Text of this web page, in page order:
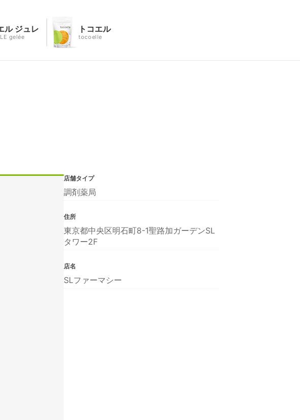
ル ジュレ
gelée
トコエル
tocoelle
店舗タイプ
調剤薬局
住所
東京都中央区明石町8-1聖路加ガーデンSL
タワー2F
店名
SLファーマシー